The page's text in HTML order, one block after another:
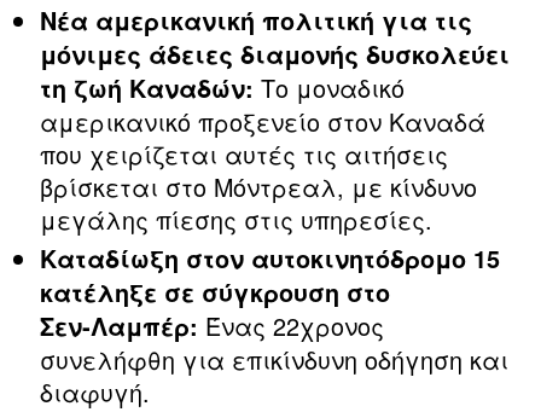
Νέα αμερικανική πολιτική για τις
μόνιμες άδειες διαμονής δυσκολεύει
τη ζωή Καναδών: Το μοναδικό
αμερικανικό προξενείο στον Καναδά
που χειρίζεται αυτές τις αιτήσεις
βρίσκεται στο Μόντρεαλ, με κίνδυνο
μεγάλης πίεσης στις υπηρεσίες.
Καταδίωξη στον αυτοκινητόδρομο 15
κατέληξε σε σύγκρουση στο
Σεν‑Λαμπέρ: Ένας 22χρονος
συνελήφθη για επικίνδυνη οδήγηση και
διαφυγή.